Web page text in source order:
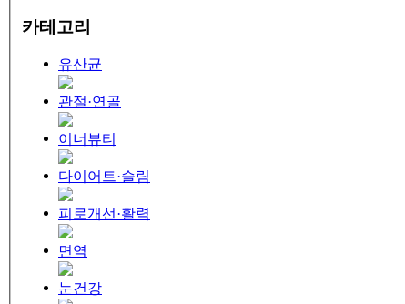
카테고리
유산균
관절·연골
이너뷰티
다이어트·슬림
피로개선·활력
면역
눈건강